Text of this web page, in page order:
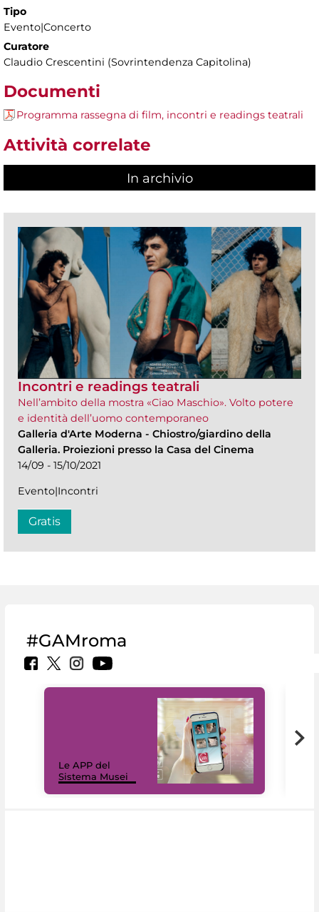
Tipo
Evento|Concerto
Curatore
Claudio Crescentini (Sovrintendenza Capitolina)
Documenti
Programma rassegna di film, incontri e readings teatrali
Attività correlate
In archivio
Incontri e readings teatrali
Nell’ambito della mostra «Ciao Maschio». Volto potere
e identità dell’uomo contemporaneo
Galleria d'Arte Moderna - Chiostro/giardino della
Galleria. Proiezioni presso la Casa del Cinema
14/09 - 15/10/2021
Evento|Incontri
Gratis
#GAMroma
Le APP del
Sistema Musei